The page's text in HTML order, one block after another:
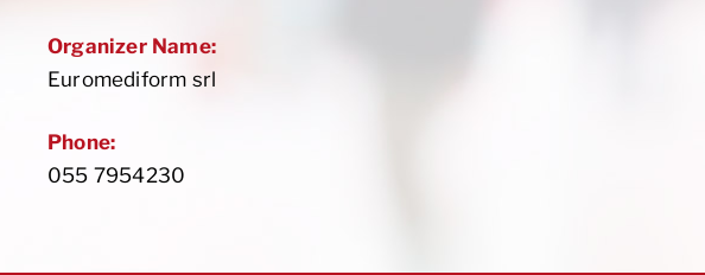
Organizer Name:
Euromediform srl
Phone:
055 7954230